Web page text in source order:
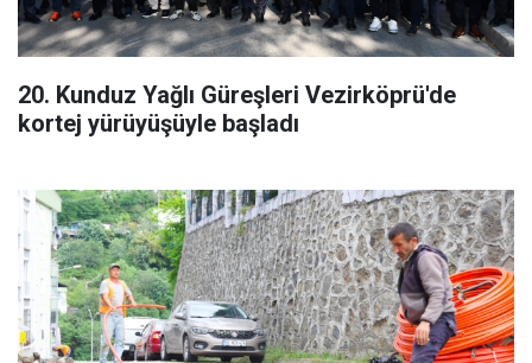
20. Kunduz Yağlı Güreşleri Vezirköprü'de
kortej yürüyüşüyle başladı